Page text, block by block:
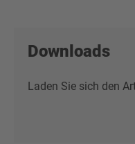
Downloads
Laden Sie sich den